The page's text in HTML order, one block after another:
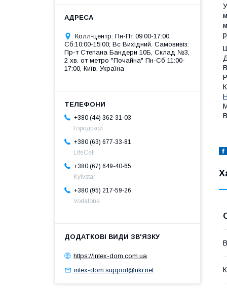
Колл-центр: Пн-Пт 09:00-17:00,
Сб:10:00-15:00; Вс Вихідний. Самовивіз:
Пр-т Степана Бандери 10Б, Склад №3,
2 хв. от метро "Почайна" Пн-Cб 11:00-
17:00, Київ, Україна
+380 (44) 362-31-03
Городской
+380 (63) 677-33-81
LifeCell
+380 (67) 649-40-65
Kyivstar
+380 (95) 217-59-26
Vodafone
https://intex-dom.com.ua
intex-dom.support@ukr.net